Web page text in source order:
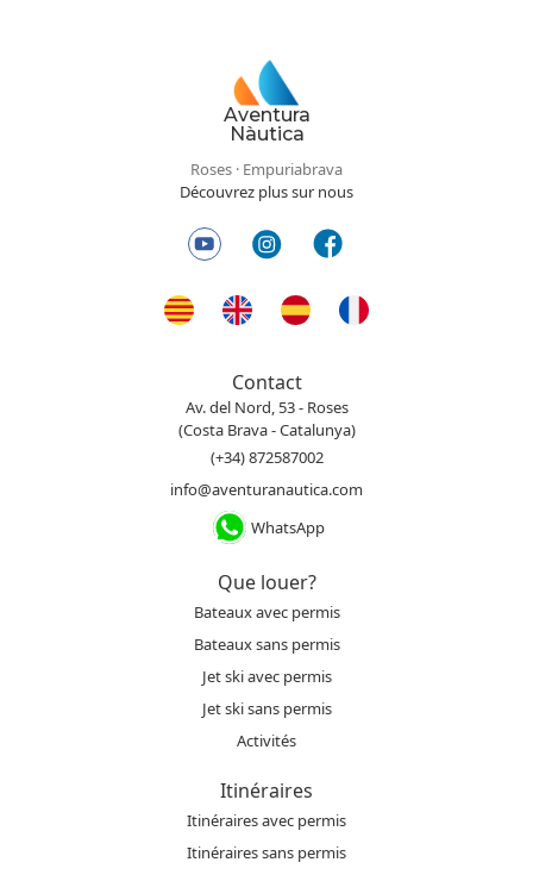
Aventura
Nàutica
Roses · Empuriabrava
Découvrez plus sur nous
Contact
Av. del Nord, 53 - Roses
(Costa Brava - Catalunya)
(+34) 872587002
info@aventuranautica.com
WhatsApp
Que louer?
Bateaux avec permis
Bateaux sans permis
Jet ski avec permis
Jet ski sans permis
Activités
Itinéraires
Itinéraires avec permis
Itinéraires sans permis